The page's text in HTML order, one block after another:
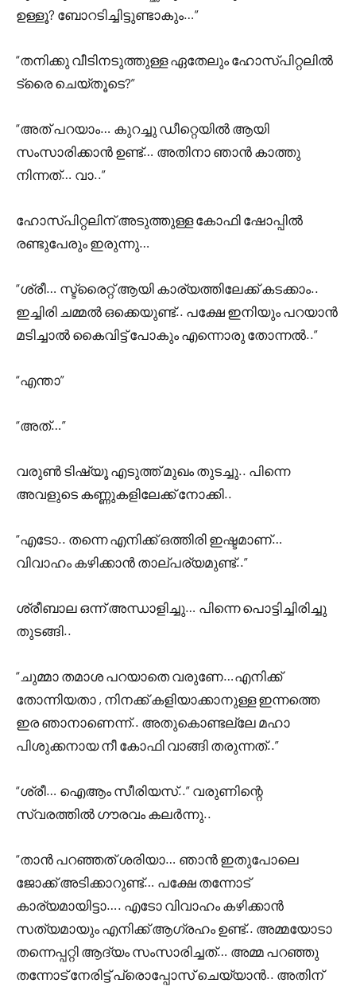
ഉള്ളൂ? ബോറടിച്ചിട്ടുണ്ടാകും…”
“തനിക്കു വീടിനടുത്തുള്ള ഏതേലും ഹോസ്പിറ്റലിൽ
ട്രൈ ചെയ്തൂടെ?”
“അത് പറയാം… കുറച്ചു ഡീറ്റെയിൽ ആയി
സംസാരിക്കാൻ ഉണ്ട്… അതിനാ ഞാൻ കാത്തു
നിന്നത്… വാ..”
ഹോസ്പിറ്റലിന് അടുത്തുള്ള കോഫി ഷോപ്പിൽ
രണ്ടുപേരും ഇരുന്നു…
“ശ്രീ… സ്ട്രൈറ്റ് ആയി കാര്യത്തിലേക്ക് കടക്കാം..
ഇച്ചിരി ചമ്മൽ ഒക്കെയുണ്ട്.. പക്ഷേ ഇനിയും പറയാൻ
മടിച്ചാൽ കൈവിട്ട് പോകും എന്നൊരു തോന്നൽ..”
“എന്താ”
“അത്…”
വരുൺ ടിഷ്യൂ എടുത്ത് മുഖം തുടച്ചു.. പിന്നെ
അവളുടെ കണ്ണുകളിലേക്ക് നോക്കി..
“എടോ.. തന്നെ എനിക്ക് ഒത്തിരി ഇഷ്ടമാണ്…
വിവാഹം കഴിക്കാൻ താല്പര്യമുണ്ട്..”
ശ്രീബാല ഒന്ന് അന്ധാളിച്ചു… പിന്നെ പൊട്ടിച്ചിരിച്ചു
തുടങ്ങി..
“ചുമ്മാ തമാശ പറയാതെ വരുണേ…എനിക്ക്
തോന്നിയതാ , നിനക്ക് കളിയാക്കാനുള്ള ഇന്നത്തെ
ഇര ഞാനാണെന്ന്.. അതുകൊണ്ടല്ലേ മഹാ
പിശുക്കനായ നീ കോഫി വാങ്ങി തരുന്നത്..”
“ശ്രീ… ഐആം സീരിയസ്..” വരുണിന്റെ
സ്വരത്തിൽ ഗൗരവം കലർന്നു..
“താൻ പറഞ്ഞത് ശരിയാ… ഞാൻ ഇതുപോലെ
ജോക്ക് അടിക്കാറുണ്ട്… പക്ഷേ തന്നോട്
കാര്യമായിട്ടാ…. എടോ വിവാഹം കഴിക്കാൻ
സത്യമായും എനിക്ക് ആഗ്രഹം ഉണ്ട്.. അമ്മയോടാ
തന്നെപ്പറ്റി ആദ്യം സംസാരിച്ചത്… അമ്മ പറഞ്ഞു
തന്നോട് നേരിട്ട് പ്രൊപ്പോസ് ചെയ്യാൻ.. അതിന്